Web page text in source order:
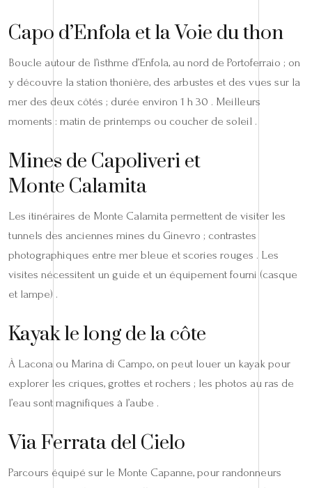
Capo d’Enfola et la Voie du thon
Boucle autour de l’isthme d’Enfola, au nord de Portoferraio ; on
y découvre la station thonière, des arbustes et des vues sur la
mer des deux côtés ; durée environ 1 h 30 . Meilleurs
moments : matin de printemps ou coucher de soleil .
Mines de Capoliveri et
Monte Calamita
Les itinéraires de Monte Calamita permettent de visiter les
tunnels des anciennes mines du Ginevro ; contrastes
photographiques entre mer bleue et scories rouges . Les
visites nécessitent un guide et un équipement fourni (casque
et lampe) .
Kayak le long de la côte
À Lacona ou Marina di Campo, on peut louer un kayak pour
explorer les criques, grottes et rochers ; les photos au ras de
l’eau sont magnifiques à l’aube .
Via Ferrata del Cielo
Parcours équipé sur le Monte Capanne, pour randonneurs